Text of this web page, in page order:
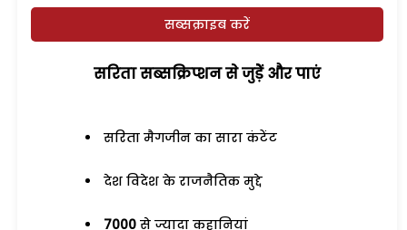
सब्सक्राइब करें
सरिता सब्सक्रिप्शन से जुड़ेें और पाएं
सरिता मैगजीन का सारा कंटेंट
देश विदेश के राजनैतिक मुद्दे
7000 से ज्यादा कहानियां